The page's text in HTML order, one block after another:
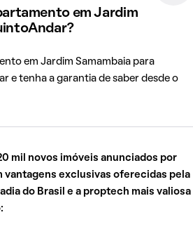
em Jardim
em Jardim Samambaia para
e tenha a garantia de saber desde o
mil novos imóveis anunciados por
vantagens exclusivas oferecidas pela
do Brasil e a proptech mais valiosa